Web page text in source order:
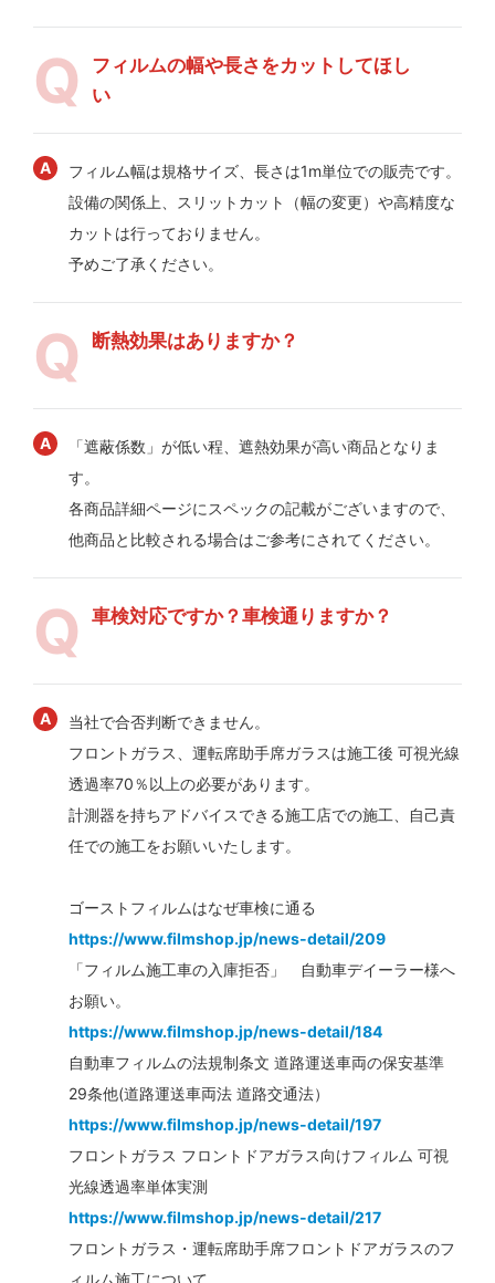
フィルムの幅や長さをカットしてほし
い
フィルム幅は規格サイズ、長さは1m単位での販売です。
設備の関係上、スリットカット（幅の変更）や高精度な
カットは行っておりません。
予めご了承ください。
断熱効果はありますか？
「遮蔽係数」が低い程、遮熱効果が高い商品となりま
す。
各商品詳細ページにスペックの記載がございますので、
他商品と比較される場合はご参考にされてください。
車検対応ですか？車検通りますか？
当社で合否判断できません。
フロントガラス、運転席助手席ガラスは施工後 可視光線
透過率70％以上の必要があります。
計測器を持ちアドバイスできる施工店での施工、自己責
任での施工をお願いいたします。
ゴーストフィルムはなぜ車検に通る
https://www.filmshop.jp/news-detail/209
「フィルム施工車の入庫拒否」 自動車デイーラー様へ
お願い。
https://www.filmshop.jp/news-detail/184
自動車フィルムの法規制条文 道路運送車両の保安基準
29条他(道路運送車両法 道路交通法）
https://www.filmshop.jp/news-detail/197
フロントガラス フロントドアガラス向けフィルム 可視
光線透過率単体実測
https://www.filmshop.jp/news-detail/217
フロントガラス・運転席助手席フロントドアガラスのフ